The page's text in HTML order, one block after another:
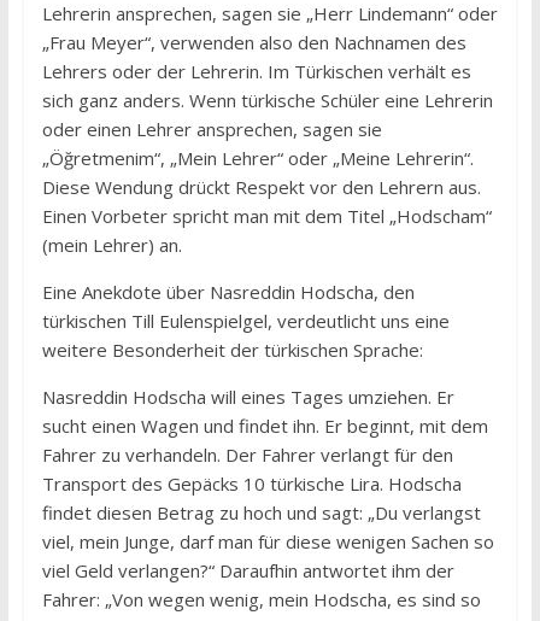
Lehrerin ansprechen, sagen sie „Herr Lindemann“ oder
„Frau Meyer“, verwenden also den Nachnamen des
Lehrers oder der Lehrerin. Im Türkischen verhält es
sich ganz anders. Wenn türkische Schüler eine Lehrerin
oder einen Lehrer ansprechen, sagen sie
„Öğretmenim“, „Mein Lehrer“ oder „Meine Lehrerin“.
Diese Wendung drückt Respekt vor den Lehrern aus.
Einen Vorbeter spricht man mit dem Titel „Hodscham“
(mein Lehrer) an.
Eine Anekdote über Nasreddin Hodscha, den
türkischen Till Eulenspielgel, verdeutlicht uns eine
weitere Besonderheit der türkischen Sprache:
Nasreddin Hodscha will eines Tages umziehen. Er
sucht einen Wagen und findet ihn. Er beginnt, mit dem
Fahrer zu verhandeln. Der Fahrer verlangt für den
Transport des Gepäcks 10 türkische Lira. Hodscha
findet diesen Betrag zu hoch und sagt: „Du verlangst
viel, mein Junge, darf man für diese wenigen Sachen so
viel Geld verlangen?“ Daraufhin antwortet ihm der
Fahrer: „Von wegen wenig, mein Hodscha, es sind so